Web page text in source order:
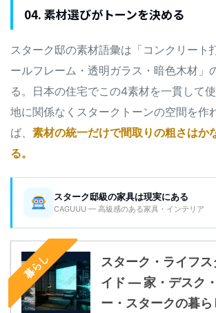
04. 素材選びがトーンを決める
スターク邸の素材語彙は「コンクリート
ールフレーム・透明ガラス・暗色木材」
る。日本の住宅でこの4素材を一貫して
地に関係なくスタークトーンの空間を作
ば、 素材の統一だけで間取りの粗さはか
る。
スターク邸級の家具は現実にある
CAGUUU — 高級感のある家具・インテリア
暮らし
スターク・ライフ
イド — 家・デスク
ー・スタークの暮